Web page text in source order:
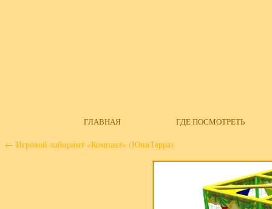
ГЛАВНАЯ ГДЕ ПОСМОТРЕТЬ
← Игровой лабиринт «Компакт» (ЮниТерра)